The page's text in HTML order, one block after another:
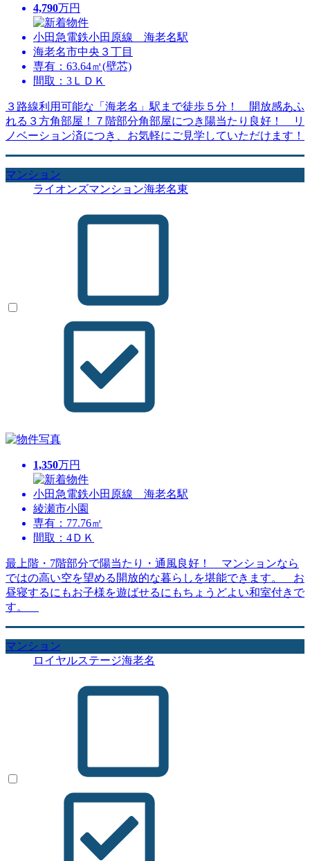
4,790万円
小田急電鉄小田原線 海老名駅
海老名市中央３丁目
専有：63.64㎡(壁芯)
間取：3ＬＤＫ
３路線利用可能な「海老名」駅まで徒歩５分！ 開放感あふ
れる３方角部屋！７階部分角部屋につき陽当たり良好！ リ
ノベーション済につき、お気軽にご見学していただけます！
マンション
ライオンズマンション海老名東
1,350万円
小田急電鉄小田原線 海老名駅
綾瀬市小園
専有：77.76㎡
間取：4ＤＫ
最上階・7階部分で陽当たり・通風良好！ マンションなら
ではの高い空を望める開放的な暮らしを堪能できます。 お
昼寝するにもお子様を遊ばせるにもちょうどよい和室付きで
す。
マンション
ロイヤルステージ海老名